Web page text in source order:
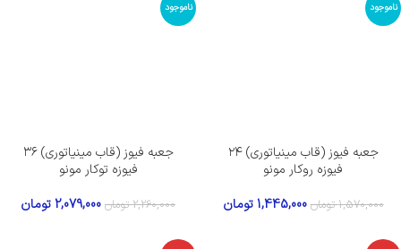
ناموجود
جعبه فیوز (قاب مینیاتوری) ۲۴
فیوزه روکار مونو
1,570,000 تومان 1,445,000 تومان
ناموجود
جعبه فیوز (قاب مینیاتوری) ۳۶
فیوزه توکار مونو
2,260,000 تومان 2,079,000تومان